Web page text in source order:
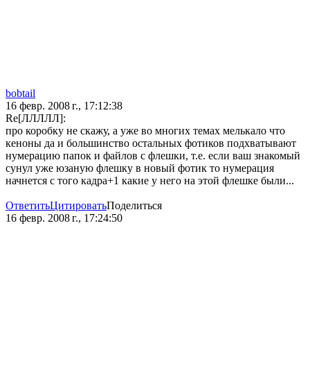
bobtail
16 февр. 2008 г., 17:12:38
Re[ЛЛЛЛЛ]:
про коробку не скажу, а уже во многих темах мелькало что
кеноны да и большинство остальных фотиков подхватывают
нумерацию папок и файлов с флешки, т.е. если ваш знакомый
сунул уже юзаную флешку в новый фотик то нумерация
начнется с того кадра+1 какие у него на этой флешке были...
ОтветитьЦитироватьПоделиться
16 февр. 2008 г., 17:24:50